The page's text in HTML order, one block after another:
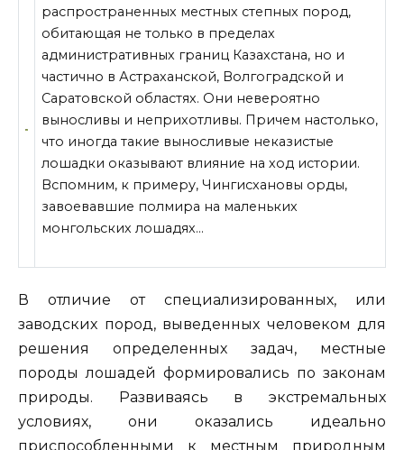
распространенных местных степных пород,
обитающая не только в пределах
административных границ Казахстана, но и
частично в Астраханской, Волгоградской и
Саратовской областях. Они невероятно
выносливы и неприхотливы. Причем настолько,
что иногда такие выносливые неказистые
лошадки оказывают влияние на ход истории.
Вспомним, к примеру, Чингисхановы орды,
завоевавшие полмира на маленьких
монгольских лошадях…
В отличие от специализированных, или
заводских пород, выведенных человеком для
решения определенных задач, местные
породы лошадей формировались по законам
природы. Развиваясь в экстремальных
условиях, они оказались идеально
приспособленными к местным природным